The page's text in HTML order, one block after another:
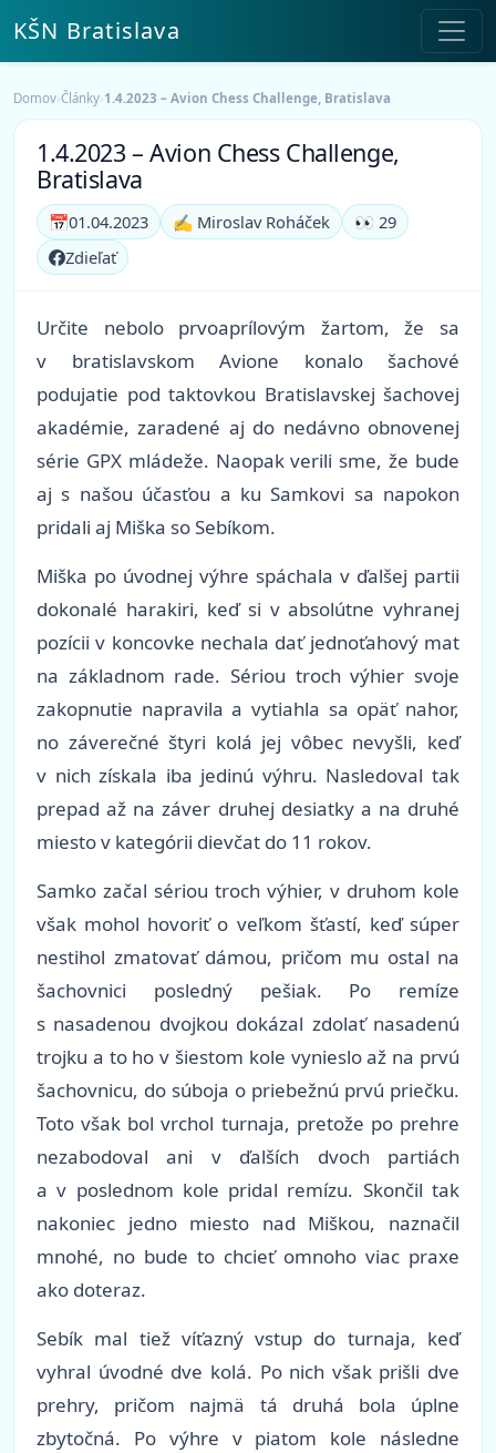
KŠN Bratislava
Domov›Články›1.4.2023 – Avion Chess Challenge, Bratislava
1.4.2023 – Avion Chess Challenge,
Bratislava
📅01.04.2023 ✍️ Miroslav Roháček
👀 29
Zdieľať
Určite nebolo prvoaprílovým žartom, že sa
v bratislavskom Avione konalo šachové
podujatie pod taktovkou Bratislavskej šachovej
akadémie, zaradené aj do nedávno obnovenej
série GPX mládeže. Naopak verili sme, že bude
aj s našou účasťou a ku Samkovi sa napokon
pridali aj Miška so Sebíkom.
Miška po úvodnej výhre spáchala v ďalšej partii
dokonalé harakiri, keď si v absolútne vyhranej
pozícii v koncovke nechala dať jednoťahový mat
na základnom rade. Sériou troch výhier svoje
zakopnutie napravila a vytiahla sa opäť nahor,
no záverečné štyri kolá jej vôbec nevyšli, keď
v nich získala iba jedinú výhru. Nasledoval tak
prepad až na záver druhej desiatky a na druhé
miesto v kategórii dievčat do 11 rokov.
Samko začal sériou troch výhier, v druhom kole
však mohol hovoriť o veľkom šťastí, keď súper
nestihol zmatovať dámou, pričom mu ostal na
šachovnici posledný pešiak. Po remíze
s nasadenou dvojkou dokázal zdolať nasadenú
trojku a to ho v šiestom kole vynieslo až na prvú
šachovnicu, do súboja o priebežnú prvú priečku.
Toto však bol vrchol turnaja, pretože po prehre
nezabodoval ani v ďalších dvoch partiách
a v poslednom kole pridal remízu. Skončil tak
nakoniec jedno miesto nad Miškou, naznačil
mnohé, no bude to chcieť omnoho viac praxe
ako doteraz.
Sebík mal tiež víťazný vstup do turnaja, keď
vyhral úvodné dve kolá. Po nich však prišli dve
prehry, pričom najmä tá druhá bola úplne
zbytočná. Po výhre v piatom kole následne